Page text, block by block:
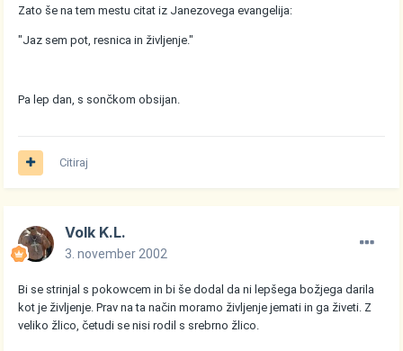
Zato še na tem mestu citat iz Janezovega evangelija:
"Jaz sem pot, resnica in življenje."
Pa lep dan, s sončkom obsijan.
Citiraj
Volk K.L.
3. november 2002
Bi se strinjal s pokowcem in bi še dodal da ni lepšega božjega darila
kot je življenje. Prav na ta način moramo življenje jemati in ga živeti. Z
veliko žlico, četudi se nisi rodil s srebrno žlico.